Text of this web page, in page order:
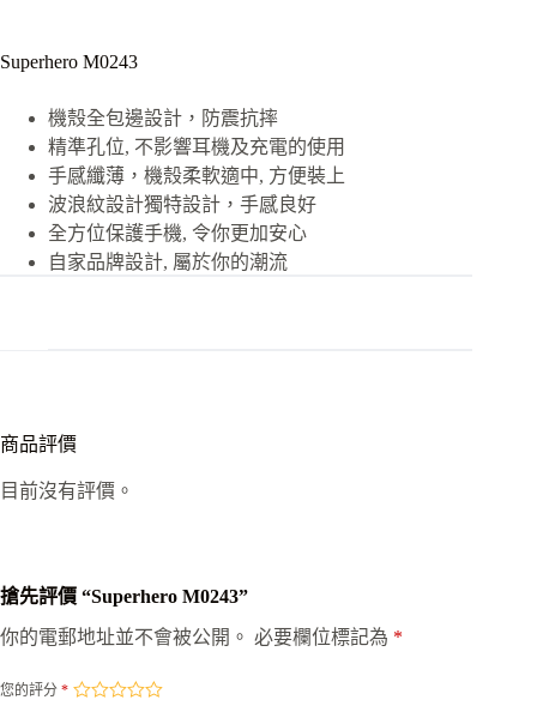
Superhero M0243
機殼全包邊設計，防震抗摔
精準孔位, 不影響耳機及充電的使用
手感纖薄，機殼柔軟適中, 方便裝上
波浪紋設計獨特設計，手感良好
全方位保護手機, 令你更加安心
自家品牌設計, 屬於你的潮流
商品評價
目前沒有評價。
搶先評價 “Superhero M0243”
你的電郵地址並不會被公開。 必要欄位標記為 *
您的評分 *